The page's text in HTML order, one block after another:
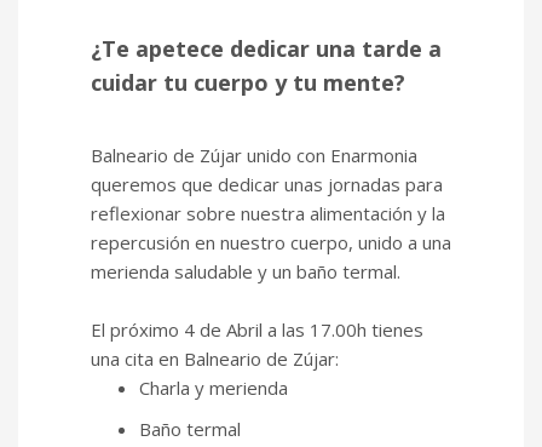
¿Te apetece dedicar una tarde a
cuidar tu cuerpo y tu mente?
Balneario de Zújar unido con Enarmonia
queremos que dedicar unas jornadas para
reflexionar sobre nuestra alimentación y la
repercusión en nuestro cuerpo, unido a una
merienda saludable y un baño termal.
El próximo 4 de Abril a las 17.00h tienes
una cita en Balneario de Zújar:
Charla y merienda
Baño termal